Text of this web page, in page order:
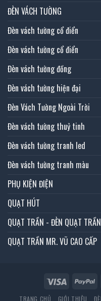
ĐÈN VÁCH TƯỜNG
Đèn vách tường cổ điển
Đèn vách tường cổ điển
Đèn vách tường đồng
Đèn vách tường hiện đại
Đèn Vách Tường Ngoài Trời
Đèn vách tường thuỷ tinh
Đèn vách tường tranh led
Đèn vách tường tranh màu
PHỤ KIỆN ĐIỆN
QUẠT HÚT
QUẠT TRẦN - ĐÈN QUẠT TRẦN
QUẠT TRẦN MR. VŨ CAO CẤP
TRANG CHỦ GIỚI THIỆU